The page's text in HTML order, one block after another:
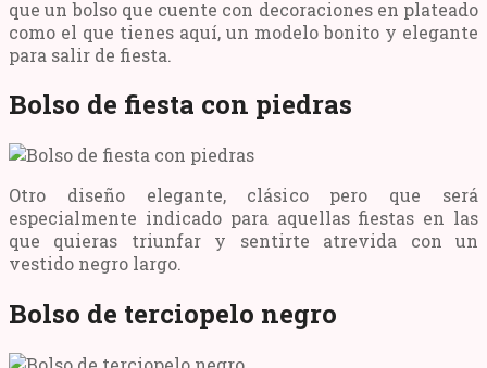
que un bolso que cuente con decoraciones en plateado
como el que tienes aquí, un modelo bonito y elegante
para salir de fiesta.
Bolso de fiesta con piedras
Otro diseño elegante, clásico pero que será
especialmente indicado para aquellas fiestas en las
que quieras triunfar y sentirte atrevida con un
vestido negro largo.
Bolso de terciopelo negro